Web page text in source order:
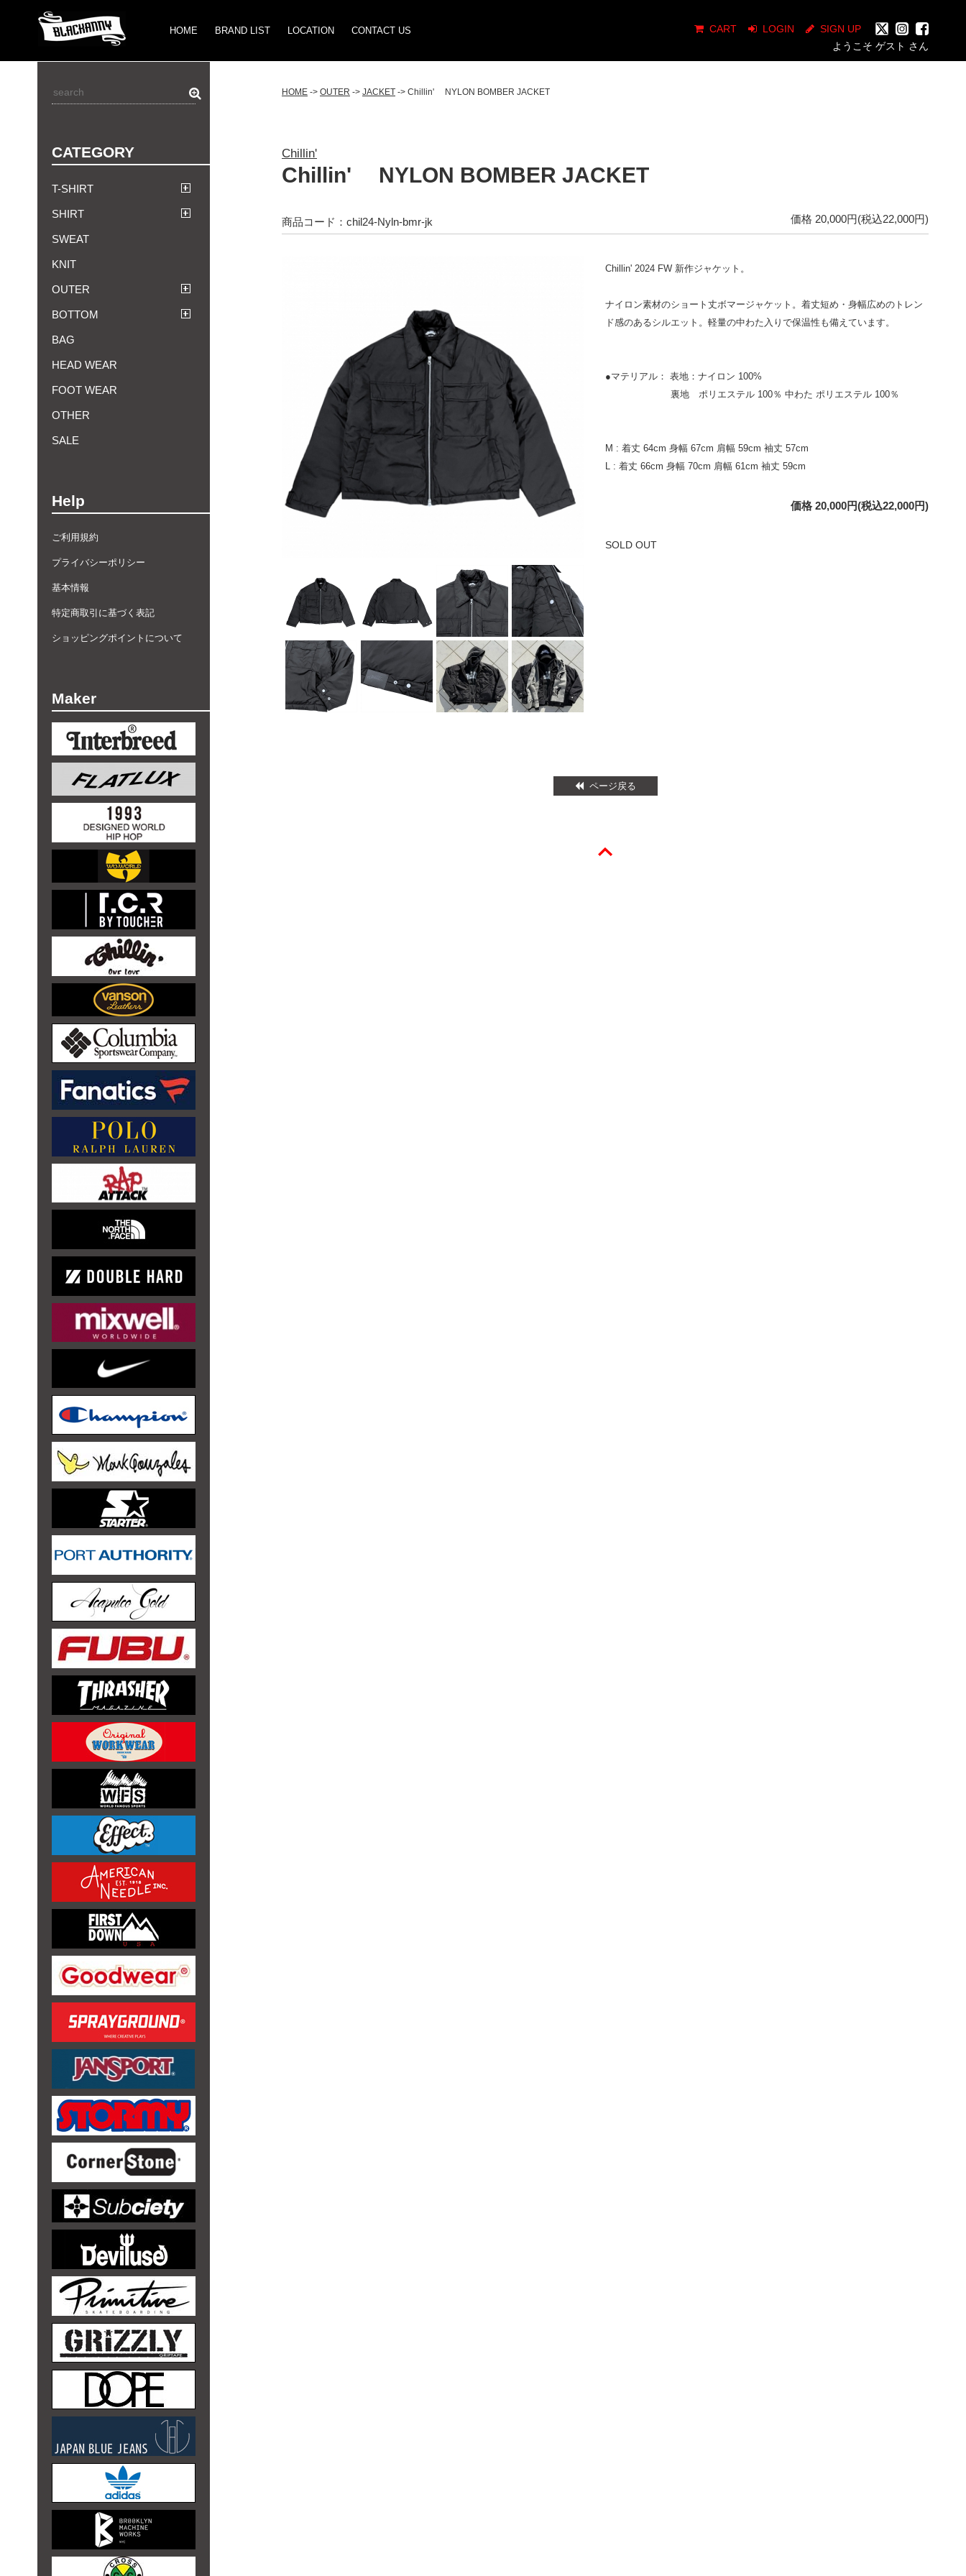
HOME BRAND LIST LOCATION CONTACT US SIGN UP
LOGIN
CART
ようこそ ゲスト さん
CATEGORY
T-SHIRT
SHIRT
SWEAT
KNIT
OUTER
BOTTOM
BAG
HEAD WEAR
FOOT WEAR
OTHER
SALE
Help
ご利用規約
プライバシーポリシー
基本情報
特定商取引に基づく表記
ショッピングポイントについて
Maker
HOME -> OUTER -> JACKET -> Chillin' NYLON BOMBER JACKET
Chillin'
Chillin' NYLON BOMBER JACKET
価格 20,000円(税込22,000円)
商品コード：chil24-Nyln-bmr-jk
Chillin' 2024 FW 新作ジャケット。
ナイロン素材のショート丈ボマージャケット。着丈短め・身幅広めのトレン
ド感のあるシルエット。軽量の中わた入りで保温性も備えています。
●マテリアル： 表地：ナイロン 100%
裏地 ポリエステル 100％ 中わた ポリエステル 100％
M : 着丈 64cm 身幅 67cm 肩幅 59cm 袖丈 57cm
L : 着丈 66cm 身幅 70cm 肩幅 61cm 袖丈 59cm
価格 20,000円(税込22,000円)
SOLD OUT
ページ戻る